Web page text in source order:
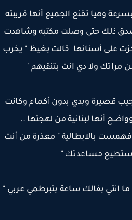
وهيا تقنع الجميع أنها قريبته
ذلك حتى وصلت مكتبه وشاهدت
على أسنانها قالت بغيظ " يخرب
مراتك ولا دي انت بتنقيهم '
قصيرة وبدي بدون أكمام وكانت
أنها لبنانية من لهجتها ..
بالايطالية " معذرة من أنت
مساعدتك "
بقالك ساعة بتبرطمي عربي "